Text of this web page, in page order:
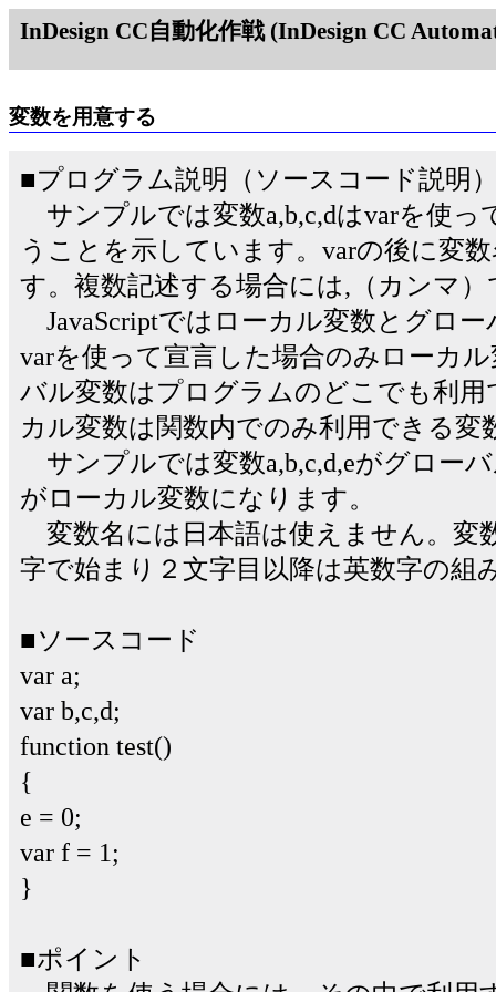
InDesign CC自動化作戦 (InDesign CC
変数を用意する
■プログラム説明（ソースコード説明
サンプルでは変数a,b,c,dはvarを使っ
うことを示しています。varの後に変
す。複数記述する場合には,（カンマ
JavaScriptではローカル変数とグロ
varを使って宣言した場合のみローカ
バル変数はプログラムのどこでも利
カル変数は関数内でのみ利用できる変
サンプルでは変数a,b,c,d,eがグロー
がローカル変数になります。
変数名には日本語は使えません。変
字で始まり２文字目以降は英数字の組
■ソースコード
var a;
var b,c,d;
function test()
{
e = 0;
var f = 1;
}
■ポイント